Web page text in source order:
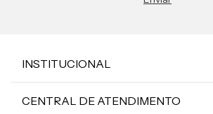
INSTITUCIONAL
CENTRAL DE ATENDIMENTO